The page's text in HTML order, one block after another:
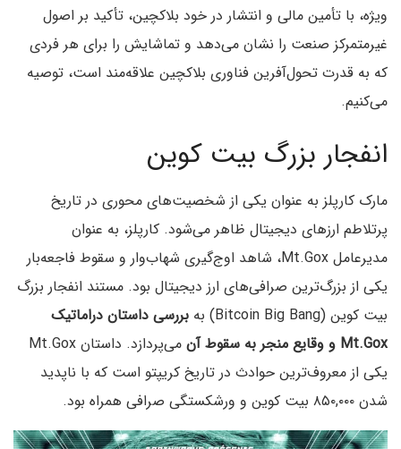
ویژه، با تأمین مالی و انتشار در خود بلاکچین، تأکید بر اصول
غیرمتمرکز صنعت را نشان می‌دهد و تماشایش را برای هر فردی
که به قدرت تحول‌آفرین فناوری بلاکچین علاقه‌مند است، توصیه
می‌کنیم.
انفجار بزرگ بیت کوین
مارک کارپلز به عنوان یکی از شخصیت‌های محوری در تاریخ
پرتلاطم ارزهای دیجیتال ظاهر می‌شود. کارپلز، به عنوان
مدیرعامل Mt.Gox، شاهد اوج‌گیری شهاب‌وار و سقوط فاجعه‌بار
یکی از بزرگ‌ترین صرافی‌های ارز دیجیتال بود. مستند انفجار بزرگ
بیت کوین (Bitcoin Big Bang) به
بررسی داستان دراماتیک
Mt.Gox و وقایع منجر به سقوط آن
می‌پردازد. داستان Mt.Gox
یکی از معروف‌ترین حوادث در تاریخ کریپتو است که با ناپدید
شدن ۸۵۰,۰۰۰ بیت کوین و ورشکستگی صرافی همراه بود.